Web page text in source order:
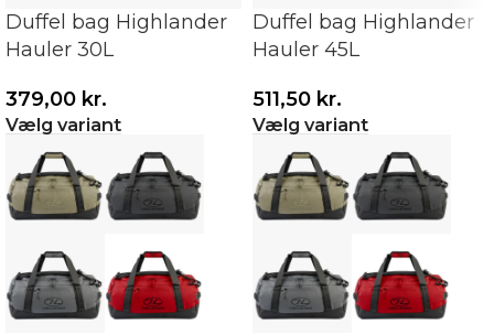
Duffel bag Highlander
Hauler 30L
379,00 kr.
Vælg variant
Duffel bag Highlander
Hauler 45L
511,50 kr.
Vælg variant